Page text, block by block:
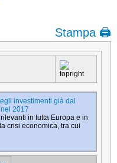
Stampa 🖨
investimenti già dal
2017
in tutta Europa e in
crisi economica, tra cui